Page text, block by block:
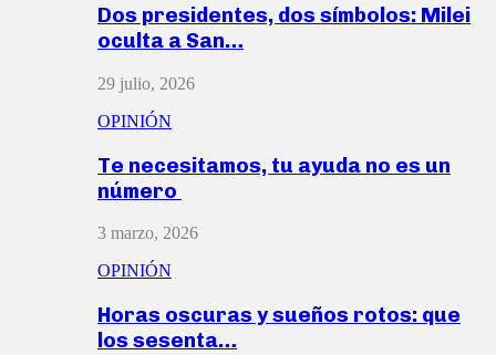
Dos presidentes, dos símbolos: Milei
oculta a San…
29 julio, 2026
OPINIÓN
Te necesitamos, tu ayuda no es un
número
3 marzo, 2026
OPINIÓN
Horas oscuras y sueños rotos: que
los sesenta…